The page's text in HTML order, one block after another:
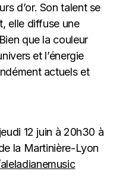
d’or. Son talent se
elle diffuse une
que la couleur
et l’énergie
actuels et
12 juin à 20h30 à
la Martinière-Lyon